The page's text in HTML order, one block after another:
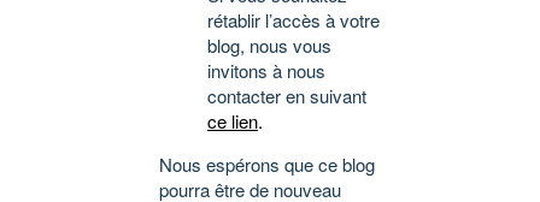
rétablir l’accès à votre
blog, nous vous
invitons à nous
contacter en suivant
ce lien.
Nous espérons que ce blog
pourra être de nouveau